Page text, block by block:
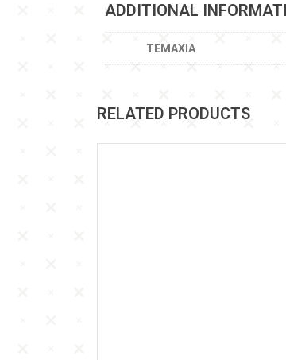
ADDITIONAL
ΤΕΜΆΧΙΑ
RELATED PRODUCTS